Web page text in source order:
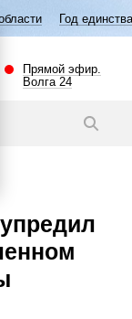
народов
Прямой эфир.
Волга 24